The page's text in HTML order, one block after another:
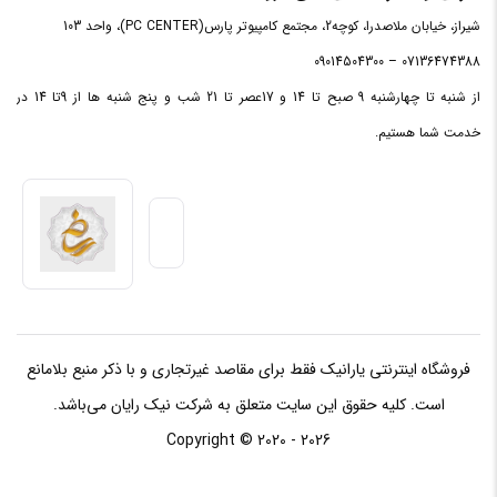
نشانگر
دارد
نوع رابط
شیراز، خیابان ملاصدرا، کوچه2، مجتمع کامپیوتر پارس(PC CENTER)، واحد 103
07136474388 – 09014504300
از شنبه تا چهارشنبه 9 صبح تا 14 و 17عصر تا 21 شب و پنج شنبه ها از 9تا 14 در
خدمت شما هستیم.
فروشگاه اینترنتی یارانیک فقط برای مقاصد غیرتجاری و با ذکر منبع بلامانع
است. کلیه حقوق این سایت متعلق به شرکت نیک رایان می‌باشد.
Copyright © 2020 - 2026